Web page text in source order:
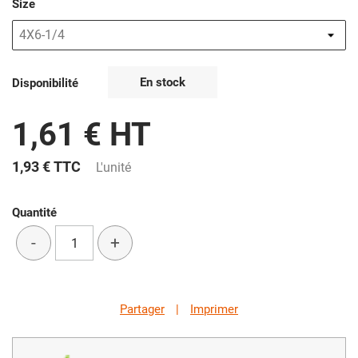
Size
Disponibilité En stock
1,61 € HT
1,93 €TTC L'unité
Quantité
- +
Partager | Imprimer